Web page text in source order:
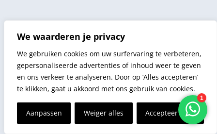
We waarderen je privacy
We gebruiken cookies om uw surfervaring te verbeteren,
gepersonaliseerde advertenties of inhoud weer te geven
en ons verkeer te analyseren. Door op ‘Alles accepteren’
te klikken, gaat u akkoord met ons gebruik van cookies.
Aanpassen Weiger alles Accepteer alles